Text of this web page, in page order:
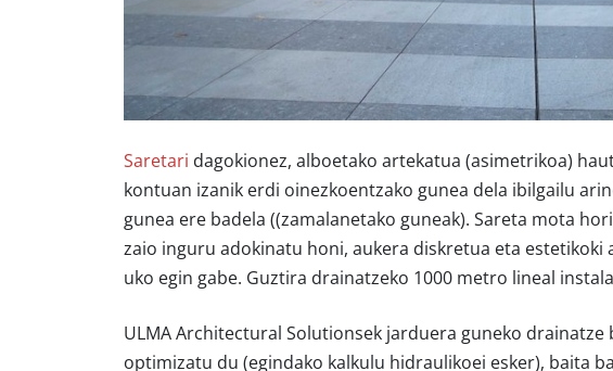
Saretari dagokionez, alboetako artekatua (asimetrikoa)
kontuan izanik erdi oinezkoentzako gunea dela ibilgailu
gunea ere badela ((zamalanetako guneak). Sareta mota
zaio inguru adokinatu honi, aukera diskretua eta estetikoki
uko egin gabe. Guztira drainatzeko 1000 metro lineal
ULMA Architectural Solutionsek jarduera guneko drainatze
optimizatu du (egindako kalkulu hidraulikoei esker), baita